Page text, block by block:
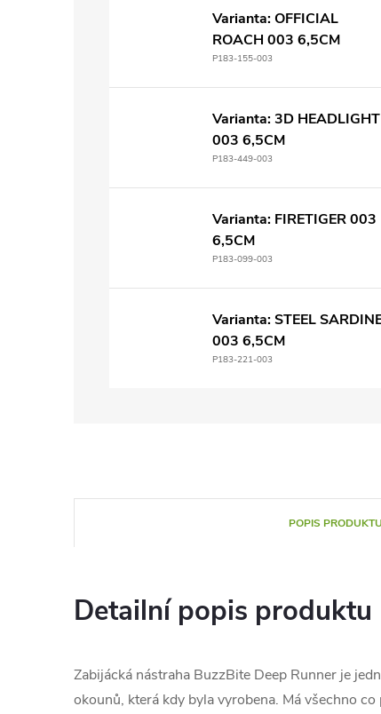
Varianta: OFFICIAL
ROACH 003 6,5CM
P183-155-003
Varianta: 3D HEADLIGHT
003 6,5CM
P183-449-003
Varianta: FIRETIGER 003
6,5CM
P183-099-003
Varianta: STEEL
003 6,5CM
P183-221-003
POPIS PRODUKTU
Detailní popis produktu
Zabijácká nástraha BuzzBite Deep Runner je
okounů, která kdy byla vyrobena. Má všechno